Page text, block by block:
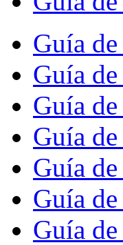
Guía de
Guía
Guía
Guía
Guía
Guía
Guía